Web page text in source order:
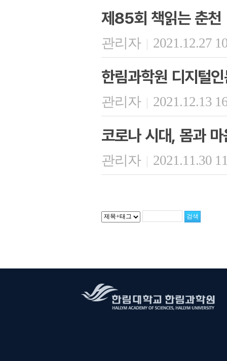
제85회 책읽는 춘천
관리자 | 2021.12.27
한림과학원 디지털
관리자 | 2021.12.13
코로나 시대, 몸과
관리자 | 2021.11.30